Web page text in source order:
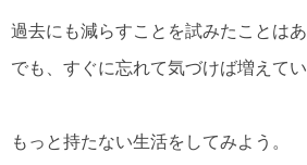
過去にも減らすことを試みたことはあ
でも、すぐに忘れて気づけば増えてい
もっと持たない生活をしてみよう。